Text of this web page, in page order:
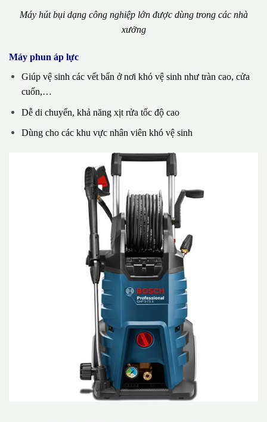
Máy hút bụi dạng công nghiệp lớn được dùng trong các nhà
xưởng
Máy phun áp lực
Giúp vệ sinh các vết bẩn ở nơi khó vệ sinh như tràn cao, cửa
cuốn,…
Dễ di chuyển, khả năng xịt rửa tốc độ cao
Dùng cho các khu vực nhân viên khó vệ sinh